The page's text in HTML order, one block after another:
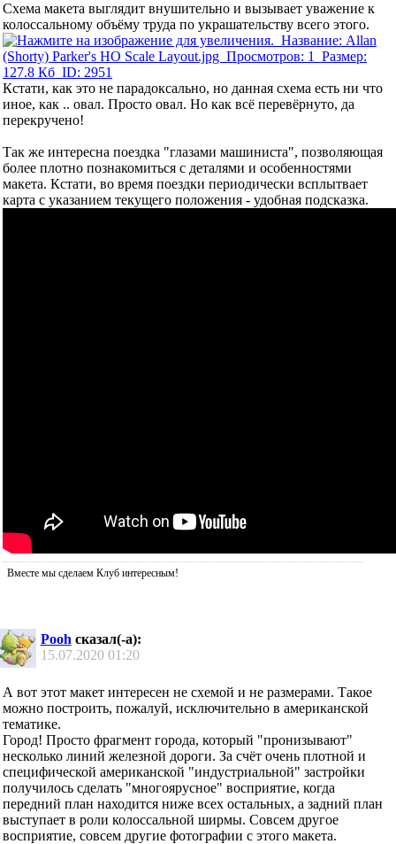
Схема макета выглядит внушительно и вызывает уважение к
колоссальному объёму труда по украшательству всего этого.
Кстати, как это не парадоксально, но данная схема есть ни что
иное, как .. овал. Просто овал. Но как всё перевёрнуто, да
перекручено!
Так же интересна поездка "глазами машиниста", позволяющая
более плотно познакомиться с деталями и особенностями
макета. Кстати, во время поездки периодически всплытвает
карта с указанием текущего положения - удобная подсказка.
Вместе мы сделаем Клуб интересным!
Pooh сказал(-а):
15.07.2020 01:20
А вот этот макет интересен не схемой и не размерами. Такое
можно построить, пожалуй, исключительно в американской
тематике.
Город! Просто фрагмент города, который "пронизывают"
несколько линий железной дороги. За счёт очень плотной и
специфической американской "индустриальной" застройки
получилось сделать "многоярусное" восприятие, когда
передний план находится ниже всех остальных, а задний план
выступает в роли колоссальной ширмы. Совсем другое
восприятие, совсем другие фотографии с этого макета.